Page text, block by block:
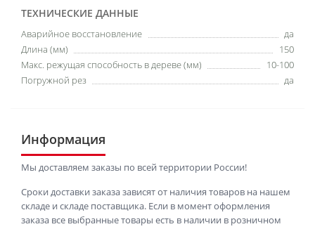
ТЕХНИЧЕСКИЕ ДАННЫЕ
Аварийное восстановление
да
Длина (мм)
150
Макс. режущая способность в дереве (мм)
10-100
Погружной рез
да
Информация
Мы доставляем заказы по всей территории России!
Сроки доставки заказа зависят от наличия товаров на нашем
складе и складе поставщика. Если в момент оформления
заказа все выбранные товары есть в наличии в розничном